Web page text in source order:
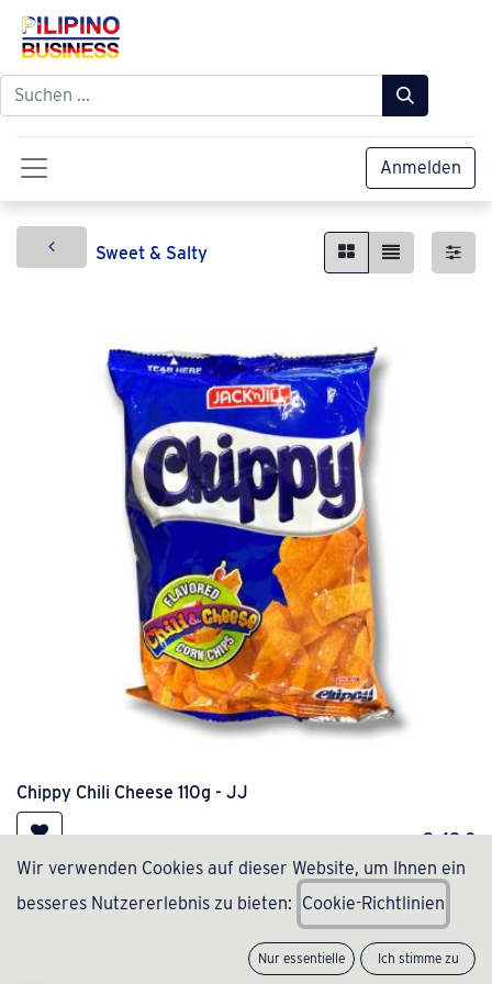
Anmelden
Sweet & Salty
Chippy Chili Cheese 110g - JJ
2,49€
Wir verwenden Cookies auf dieser Website, um Ihnen ein
besseres Nutzererlebnis zu bieten: Cookie-Richtlinien
Nur essentielle Ich stimme zu